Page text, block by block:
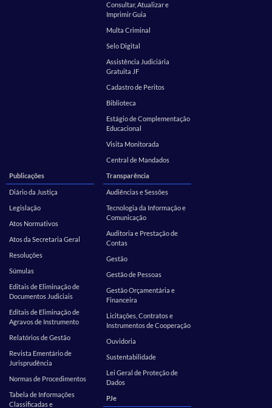
Consultar, Atualizar e
Imprimir Guia
Multa Criminal
Selo Digital
Assistência Judiciária
Gratuita JF
Cadastro de Peritos
Biblioteca
Estágio de Complementação
Educacional
Visita Monitorada
Central de Mandados
Publicações
Diário da Justiça
Legislação
Atos Normativos
Atos da Secretaria Geral
Resoluções
Súmulas
Editais de Eliminação de
Documentos Judiciais
Editais de Eliminação de
Agravos de Instrumento
Relatórios de Gestão
Revista Ementário de
Jurisprudência
Normas de Procedimentos
Tabela de Informações
Classificadas e
Transparência
Audiências e Sessões
Tecnologia da Informação e
Comunicação
Auditoria e Prestação de
Contas
Gestão
Gestão de Pessoas
Gestão Orçamentária e
Financeira
Licitações, Contratos e
Instrumentos de Cooperação
Ouvidoria
Sustentabilidade
Lei Geral de Proteção de
Dados
PJe